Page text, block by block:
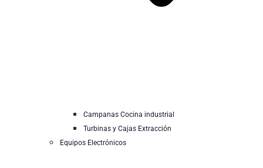
Campanas Cocina industrial
Turbinas y Cajas Extracción
Equipos Electrónicos